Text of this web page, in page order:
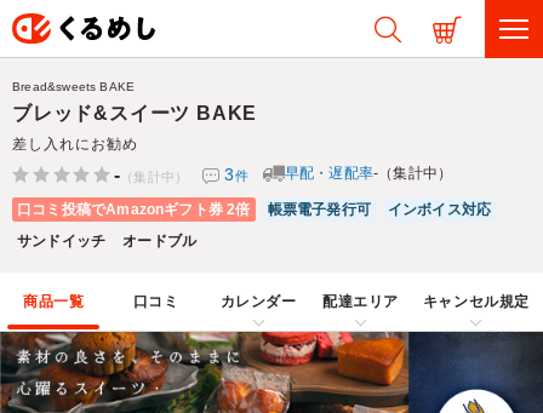
ブレッド&スイーツ BAKE
差し入れにお勧め
Bread&sweets BAKE
- （集計中） 3件 早配・遅配率-（集計中）
口コミ投稿でAmazonギフト券 2倍 帳票電子発行可
インボイス対応
サンドイッチ
オードブル
商品一覧 口コミ カレンダー 配達エリア キャンセル規定